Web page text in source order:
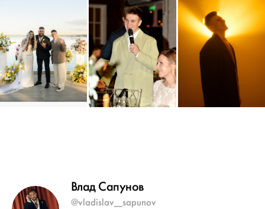
Влад Сапунов
@vladislav__sapunov